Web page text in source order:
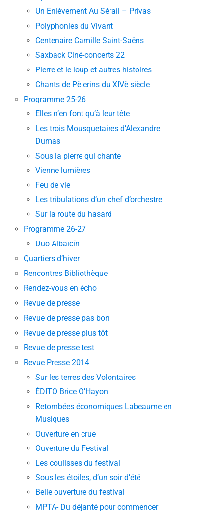
Un Enlèvement Au Sérail – Privas
Polyphonies du Vivant
Centenaire Camille Saint-Saëns
Saxback Ciné-concerts 22
Pierre et le loup et autres histoires
Chants de Pèlerins du XIVè siècle
Programme 25-26
Elles n’en font qu’à leur tête
Les trois Mousquetaires d’Alexandre
Dumas
Sous la pierre qui chante
Vienne lumières
Feu de vie
Les tribulations d’un chef d’orchestre
Sur la route du hasard
Programme 26-27
Duo Albaicín
Quartiers d’hiver
Rencontres Bibliothèque
Rendez-vous en écho
Revue de presse
Revue de presse pas bon
Revue de presse plus tôt
Revue de presse test
Revue Presse 2014
Sur les terres des Volontaires
ÉDITO Brice O’Hayon
Retombées économiques Labeaume en
Musiques
Ouverture en crue
Ouverture du Festival
Les coulisses du festival
Sous les étoiles, d’un soir d’été
Belle ouverture du festival
MPTA- Du déjanté pour commencer